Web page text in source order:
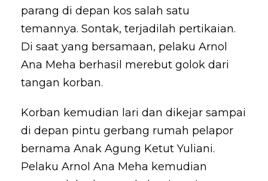
parang di depan kos salah satu
temannya. Sontak, terjadilah pertikaian.
Di saat yang bersamaan, pelaku Arnol
Ana Meha berhasil merebut golok dari
tangan korban.
Korban kemudian lari dan dikejar sampai
di depan pintu gerbang rumah pelapor
bernama Anak Agung Ketut Yuliani.
Pelaku Arnol Ana Meha kemudian